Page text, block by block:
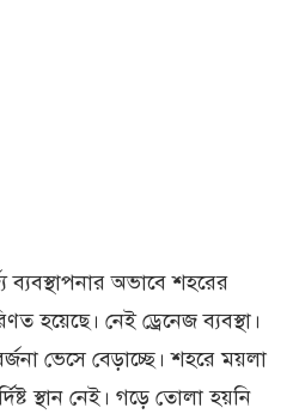
ব্যবস্থাপনার অভাবে শহরের
হয়েছে। নেই ড্রেনেজ ব্যবস্থা।
ভেসে বেড়াচ্ছে। শহরে ময়লা
স্থান নেই। গড়ে তোলা হয়নি